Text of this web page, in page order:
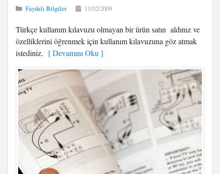
Faydalı Bilgiler 11/02/2009
Türkçe kullanım kılavuzu olmayan bir ürün satın aldınız ve
özelliklerini öğrenmek için kullanım kılavuzuna göz atmak
istediniz. [ Devamını Oku ]